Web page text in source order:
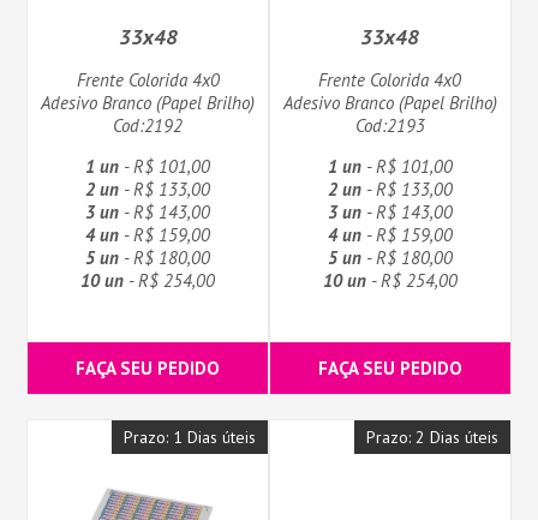
33x48
Frente Colorida 4x0
Adesivo Branco (Papel Brilho)
Cod:2192
1 un - R$ 101,00
2 un - R$ 133,00
3 un - R$ 143,00
4 un - R$ 159,00
5 un - R$ 180,00
10 un - R$ 254,00
FAÇA SEU PEDIDO
33x48
Frente Colorida 4x0
Adesivo Branco (Papel Brilho)
Cod:2193
1 un- R$ 101,00
2 un- R$ 133,00
3 un- R$ 143,00
4 un- R$ 159,00
5 un- R$ 180,00
10 un- R$ 254,00
FAÇA SEU PEDIDO
Prazo: 1 Dias úteis Prazo: 2 Dias úteis